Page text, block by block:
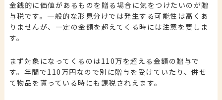
金銭的に価値があるものを贈る場合に気をつけたいのが贈
与税です。一般的な形見分けでは発生する可能性は高くあ
りませんが、一定の金額を超えてくる時には注意を要しま
す。
まず対象になってくるのは110万を超える金額の贈与で
す。年間で110万円なので別に贈与を受けていたり、併せ
て物品を貰っている時にも課税されえます。